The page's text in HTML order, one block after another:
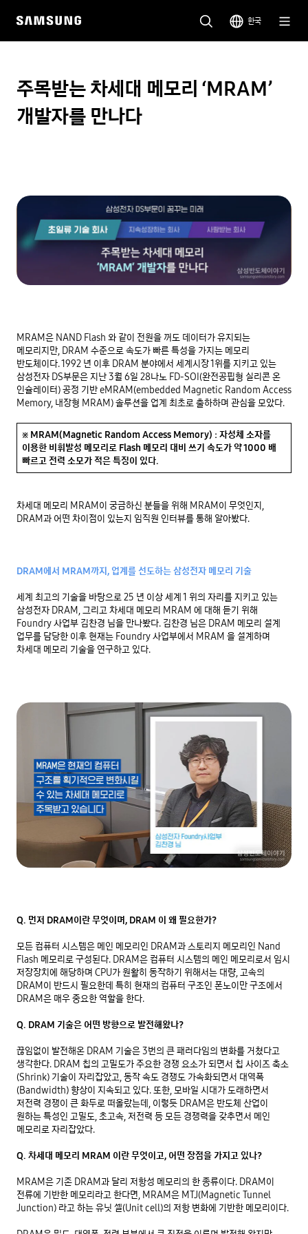
한국
주목받는 차세대 메모리 ‘MRAM’
개발자를 만나다
MRAM은 NAND Flash 와 같이 전원을 꺼도 데이터가 유지되는
메모리지만, DRAM 수준으로 속도가 빠른 특성을 가지는 메모리
반도체이다. 1992 년 이후 DRAM 분야에서 세계시장 1위를 지키고 있는
삼성전자 DS부문은 지난 3월 6일 28나노 FD-SOI(완전공핍형 실리콘 온
인슐레이터) 공정 기반 eMRAM(embedded Magnetic Random Access
Memory, 내장형 MRAM) 솔루션을 업계 최초로 출하하며 관심을 모았다.
※ MRAM(Magnetic Random Access Memory) : 자성체 소자를
이용한 비휘발성 메모리로 Flash 메모리 대비 쓰기 속도가 약 1000 배
빠르고 전력 소모가 적은 특징이 있다.
차세대 메모리 MRAM이 궁금하신 분들을 위해 MRAM이 무엇인지,
DRAM과 어떤 차이점이 있는지 임직원 인터뷰를 통해 알아봤다.
DRAM에서 MRAM까지, 업계를 선도하는 삼성전자 메모리 기술
세계 최고의 기술을 바탕으로 25 년 이상 세계 1 위의 자리를 지키고 있는
삼성전자 DRAM, 그리고 차세대 메모리 MRAM 에 대해 듣기 위해
Foundry 사업부 김찬경 님을 만나봤다. 김찬경 님은 DRAM 메모리 설계
업무를 담당한 이후 현재는 Foundry 사업부에서 MRAM 을 설계하며
Q. 먼저 DRAM이란 무엇이며, DRAM 이 왜 필요한가?
모든 컴퓨터 시스템은 메인 메모리인 DRAM과 스토리지 메모리인 Nand
Flash 메모리로 구성된다. DRAM은 컴퓨터 시스템의 메인 메모리로서 임시
저장장치에 해당하며 CPU가 원활히 동작하기 위해서는 대량, 고속의
DRAM이 반드시 필요한데 특히 현재의 컴퓨터 구조인 폰노이만 구조에서
DRAM은 매우 중요한 역할을 한다.
Q. DRAM 기술은 어떤 방향으로 발전해왔나?
끊임없이 발전해온 DRAM 기술은 3번의 큰 패러다임의 변화를 거쳤다고
생각한다. DRAM 칩의 고밀도가 주요한 경쟁 요소가 되면서 칩 사이즈 축소
(Shrink) 기술이 자리잡았고, 동작 속도 경쟁도 가속화되면서 대역폭
(Bandwidth) 향상이 지속되고 있다. 또한, 모바일 시대가 도래하면서
저전력 경쟁이 큰 화두로 떠올랐는데, 이렇듯 DRAM은 반도체 산업이
원하는 특성인 고밀도, 초고속, 저전력 등 모든 경쟁력을 갖추면서 메인
메모리로 자리잡았다.
Q. 차세대 메모리 MRAM 이란 무엇이고, 어떤 장점을 가지고 있나?
MRAM은 기존 DRAM과 달리 저항성 메모리의 한 종류이다. DRAM이
전류에 기반한 메모리라고 한다면, MRAM은 MTJ(Magnetic Tunnel
Junction) 라고 하는 유닛 셀(Unit cell)의 저항 변화에 기반한 메모리이다.